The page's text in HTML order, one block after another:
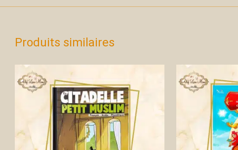
Produits similaires